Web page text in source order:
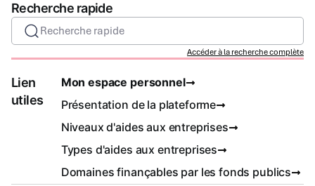
Recherche rapide
Recherche rapide
Accéder à la recherche complète
Lien
utiles
Mon espace personnel
Présentation de la plateforme
Niveaux d'aides aux entreprises
Types d'aides aux entreprises
Domaines finançables par les fonds publics